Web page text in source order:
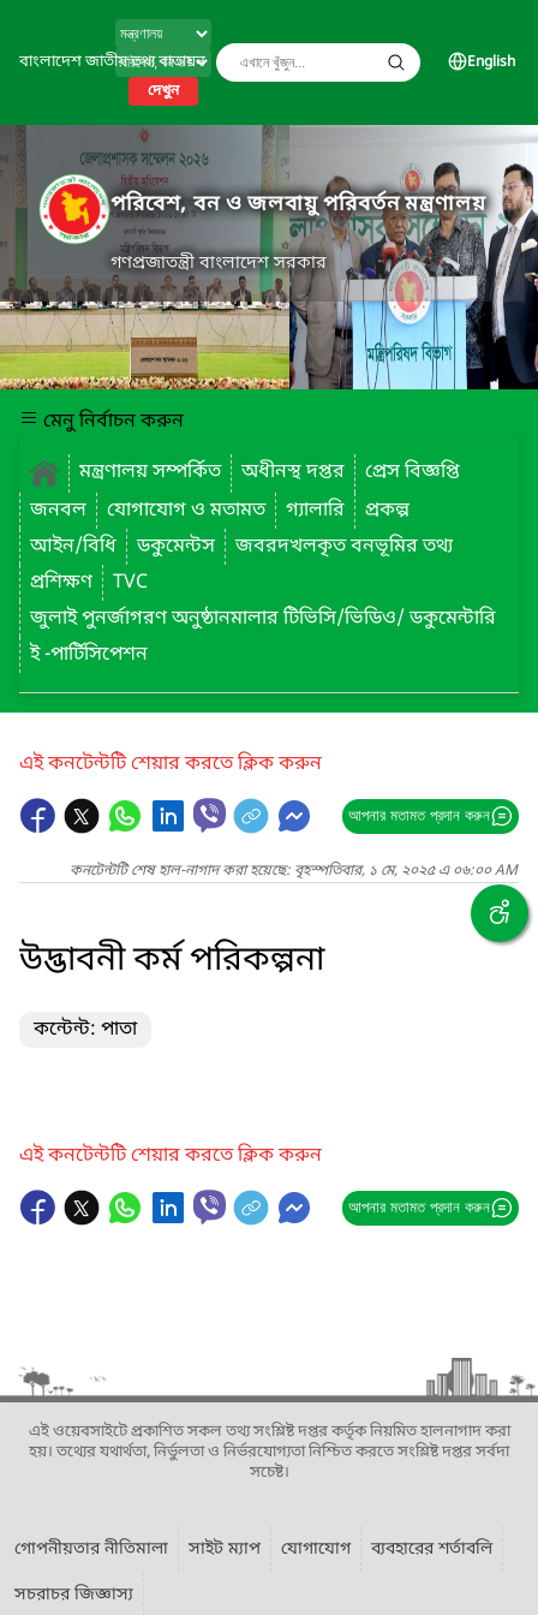
বাংলাদেশ জাতীয় তথ্য বাতায়ন
দেখুন
English
পরিবেশ, বন ও জলবায়ু পরিবর্তন মন্ত্রণালয়
গণপ্রজাতন্ত্রী বাংলাদেশ সরকার
মেনু নির্বাচন করুন
মন্ত্রণালয় সম্পর্কিত
অধীনস্থ দপ্তর
প্রেস বিজ্ঞপ্তি
জনবল
যোগাযোগ ও মতামত গ্যালারি
প্রকল্প
আইন/বিধি
ডকুমেন্টস
জবরদখলকৃত বনভূমির তথ্য
প্রশিক্ষণ
TVC
জুলাই পুনর্জাগরণ অনুষ্ঠানমালার টিভিসি/ভিডিও/ ডকুমেন্টারি
ই -পার্টিসিপেশন
এই কনটেন্টটি শেয়ার করতে ক্লিক করুন
আপনার মতামত প্রদান করুন
কনটেন্টটি শেষ হাল-নাগাদ করা হয়েছে: বৃহস্পতিবার, ১ মে, ২০২৫ এ ০৬:০০ AM
উদ্ভাবনী কর্ম পরিকল্পনা
কন্টেন্ট: পাতা
এই কনটেন্টটি শেয়ার করতে ক্লিক করুন
আপনার মতামত প্রদান করুন
এই ওয়েবসাইটে প্রকাশিত সকল তথ্য সংশ্লিষ্ট দপ্তর কর্তৃক নিয়মিত হালনাগাদ করা
হয়। তথ্যের যথার্থতা, নির্ভুলতা ও নির্ভরযোগ্যতা নিশ্চিত করতে সংশ্লিষ্ট দপ্তর সর্বদা
সচেষ্ট।
গোপনীয়তার নীতিমালা সাইট ম্যাপ যোগাযোগ
ব্যবহারের শর্তাবলি
সচরাচর জিজ্ঞাস্য